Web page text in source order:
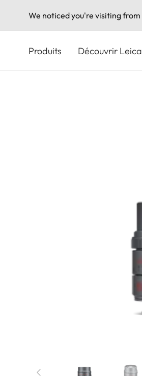
We noticed you're visiting from
principal
Produits Découvrir Leica